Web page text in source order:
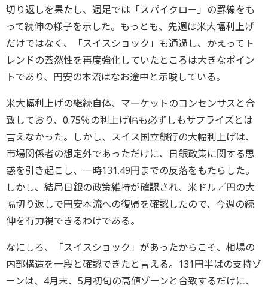
切り返しを果たし、週足では「スパイクロー」の罫線をも
って続伸の様子を示した。もっとも、先週は米大幅利上げ
だけではなく、「スイスショック」も通過し、かえってト
レンドの蓋然性を再度強化していたところは大きなポイン
トであり、円安の本流はなお途中と示唆している。
米大幅利上げの継続自体、マーケットのコンセンサスと合
致しており、0.75％の利上げ幅も必ずしもサプライズとは
言えなかった。しかし、スイス国立銀行の大幅利上げは、
市場関係者の想定外であっただけに、日銀政策に関する思
惑を引き起こし、一時131.49円までの反落をもたらした。
しかし、結局日銀の政策維持が確認され、米ドル／円の大
幅切り返しで円安本流への復帰を確認したので、今週の続
伸を有力視できるわけである。
なにしろ、「スイスショック」があったからこそ、相場の
内部構造を一段と確認できたと言える。131円半ばの支持ゾ
ーンは、4月末、5月初旬の高値ゾーンと合致するだけに、